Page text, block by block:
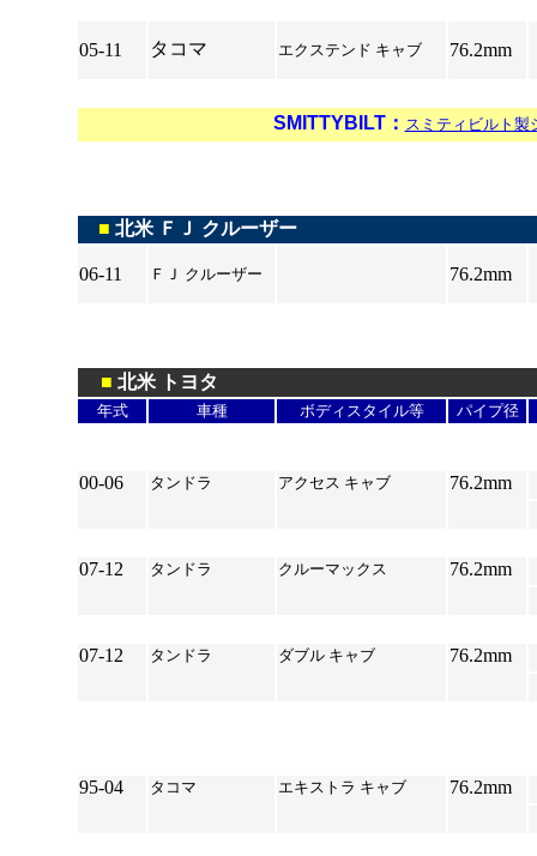
05-11 タコマ エクステンド キャブ 76.2mm
SMITTYBILT： スミティビルト
■ 北米 ＦＪ クルーザー
06-11 ＦＪ クルーザー 76.2mm
■ 北米 トヨタ
年式 車種 ボディスタイル等 パイプ径
00-06 タンドラ アクセス キャブ 76.2mm
07-12
タンドラ クルーマックス 76.2mm
07-12
タンドラ ダブル キャブ 76.2mm
95-04 タコマ エキストラ キャブ 76.2mm